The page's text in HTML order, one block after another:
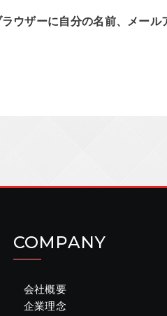
ウザーに自分の名前、メール
COMPANY
会社概要
企業理念